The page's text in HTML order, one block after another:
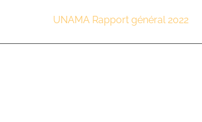
UNAMA Rapport général 2022